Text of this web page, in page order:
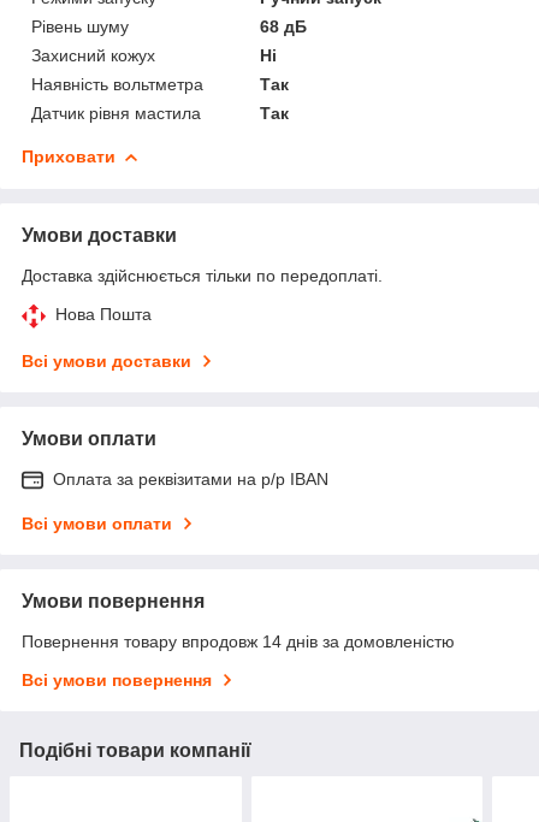
Рівень шуму
68 дБ
Захисний кожух
Ні
Наявність вольтметра
Так
Датчик рівня мастила
Так
Приховати
Умови доставки
Доставка здійснюється тільки по передоплаті.
Нова Пошта
Всі умови доставки
Умови оплати
Оплата за реквізитами на р/р IBAN
Всі умови оплати
Умови повернення
Повернення товару впродовж 14 днів за домовленістю
Всі умови повернення
Подібні товари компанії